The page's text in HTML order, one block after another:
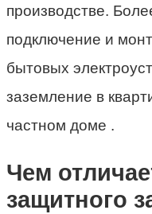
производстве.
подключение и
бытовых
заземление в
частном доме .
Чем
защитного